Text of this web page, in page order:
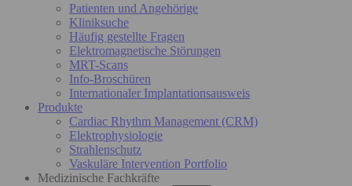
Patienten und Angehörige
Kliniksuche
Häufig gestellte Fragen
Elektromagnetische Störungen
MRT-Scans
Info-Broschüren
Internationaler Implantationsausweis
Produkte
Cardiac Rhythm Management (CRM)
Elektrophysiologie
Strahlenschutz
Vaskuläre Intervention Portfolio
Medizinische Fachkräfte